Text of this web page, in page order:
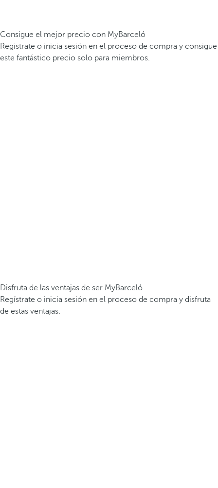
Consigue el mejor precio con MyBarceló
Registrate o inicia sesión en el proceso de compra y consigue
este fantástico precio solo para miembros.
Disfruta de las ventajas de ser MyBarceló
Regístrate o inicia sesión en el proceso de compra y disfruta
de estas ventajas.